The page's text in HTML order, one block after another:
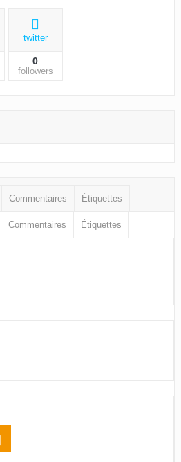
twitter
0
followers
Commentaires Étiquettes
Commentaires Étiquettes